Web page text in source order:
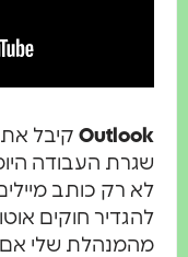
קיבל את
רק כותב מיילים -
חוקים
שלי אם אני